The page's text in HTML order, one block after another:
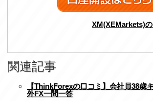
XM(XEMarkets)
関連記事
【ThinkForexの口コミ】会社員38歳
外FX一問一答